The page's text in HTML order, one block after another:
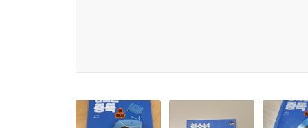
스마트폰 중독은 아이들에게 문제가 있기보다는
확장하면서 발생한 문제로 볼 수 있다. 전전두엽